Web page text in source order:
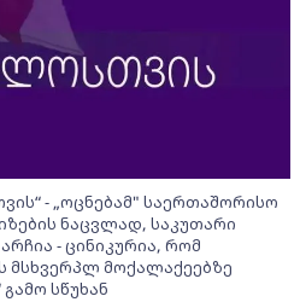
- „ოცნებამ" საერთაშორისო
ნაცვლად, საკუთარი
- ცინიკურია, რომ
მსხვერპლ მოქალაქეებზე
სწუხან